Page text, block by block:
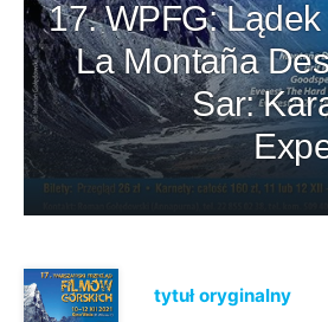
17. WPFG: Lądek
La Montaña
Sar:
tytuł oryginalny